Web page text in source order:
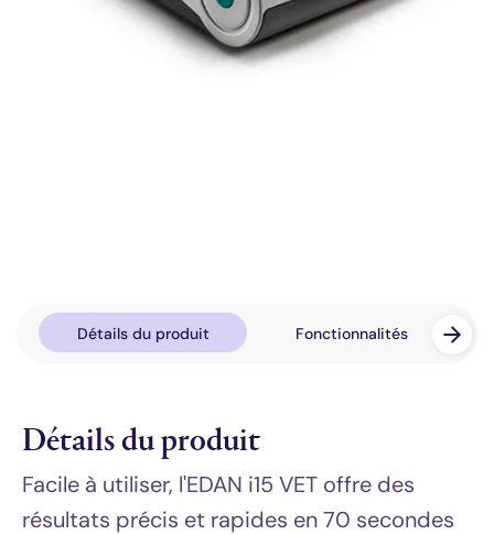
Détails du produit Fonctionnalités
Détails du produit
Facile à utiliser, l'EDAN i15 VET offre des
résultats précis et rapides en 70 secondes